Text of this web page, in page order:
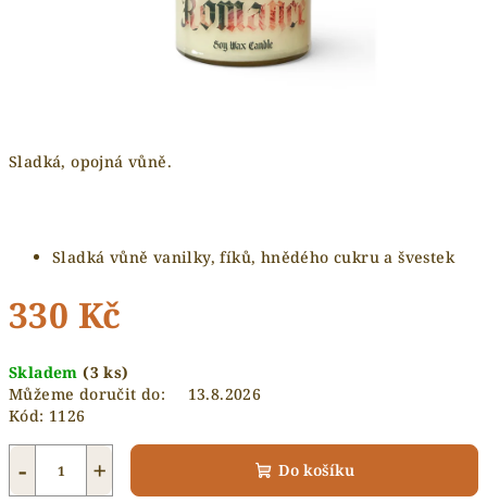
Sladká, opojná vůně.
Sladká vůně vanilky, fíků, hnědého cukru a švestek
330 Kč
cena:
Skladem(3 ks)
Můžeme doručit do:
13.8.2026
Kód: 1126
+
− Do košíku